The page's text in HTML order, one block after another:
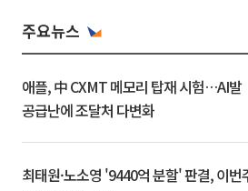
주요뉴스
애플, 中 CXMT 메모리 탑재 시험…AI발
공급난에 조달처 다변화
최태원·노소영 '9440억 분할' 판결, 이번